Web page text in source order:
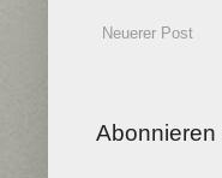
Neuerer Post
Abonnieren